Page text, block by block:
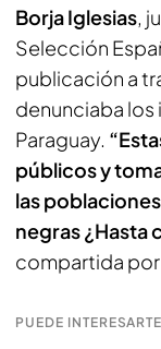
Borja Iglesias,
Selección
publicación a
denunciaba los
Paraguay.
públicos y
las
negras ¿Hasta
compartida por
PUEDE INTERESARTE